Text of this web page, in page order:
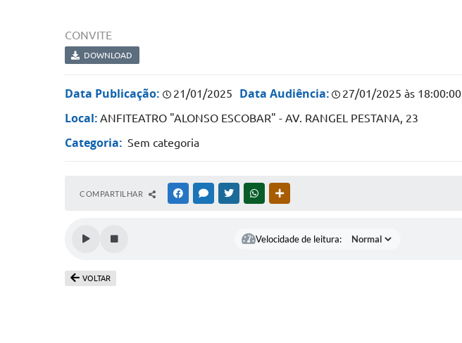
CONVITE
DOWNLOAD
Data Publicação: 21/01/2025 Data Audiência: 27/01/2025 às 18:00:00
Local: ANFITEATRO "ALONSO ESCOBAR" - AV. RANGEL PESTANA, 23
Categoria: Sem categoria
COMPARTILHAR FACEBOOKMESSENGER
TWITTERWHATSAPP
Velocidade de leitura:
VOLTAR